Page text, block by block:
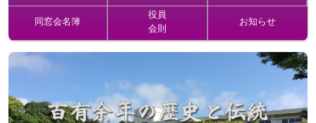
同窓会名簿
役員
会則
お知らせ